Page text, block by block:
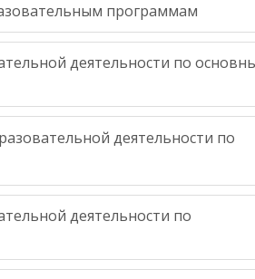
программам
деятельности по
деятельности по
деятельности по